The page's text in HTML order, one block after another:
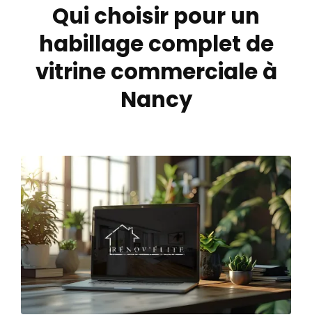
Qui choisir pour un
habillage complet de
vitrine commerciale à
Nancy